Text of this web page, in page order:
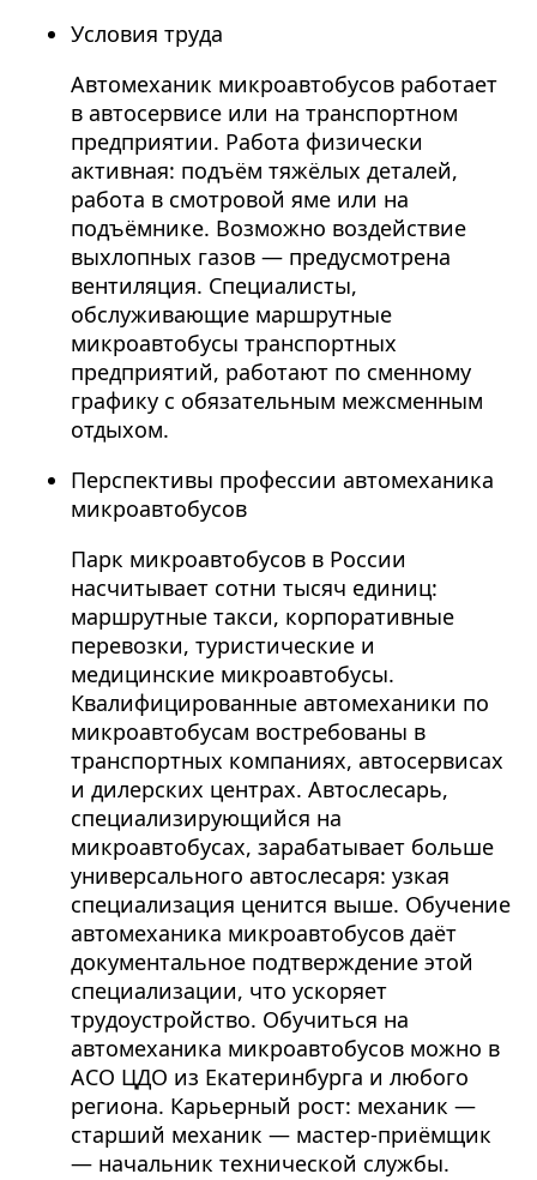
Условия труда
Автомеханик микроавтобусов работает
в автосервисе или на транспортном
предприятии. Работа физически
активная: подъём тяжёлых деталей,
работа в смотровой яме или на
подъёмнике. Возможно воздействие
выхлопных газов — предусмотрена
вентиляция. Специалисты,
обслуживающие маршрутные
микроавтобусы транспортных
предприятий, работают по сменному
графику с обязательным межсменным
отдыхом.
Перспективы профессии автомеханика
микроавтобусов
Парк микроавтобусов в России
насчитывает сотни тысяч единиц:
маршрутные такси, корпоративные
перевозки, туристические и
медицинские микроавтобусы.
Квалифицированные автомеханики по
микроавтобусам востребованы в
транспортных компаниях, автосервисах
и дилерских центрах. Автослесарь,
специализирующийся на
микроавтобусах, зарабатывает больше
универсального автослесаря: узкая
специализация ценится выше. Обучение
автомеханика микроавтобусов даёт
документальное подтверждение этой
специализации, что ускоряет
трудоустройство. Обучиться на
автомеханика микроавтобусов можно в
АСО ЦДО из Екатеринбурга и любого
региона. Карьерный рост: механик —
старший механик — мастер-приёмщик
— начальник технической службы.